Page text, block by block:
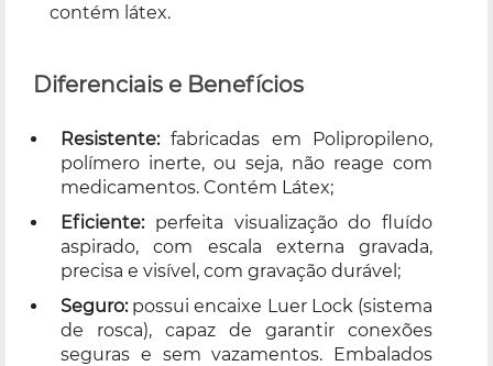
contém látex.
Diferenciais e Benefícios
Resistente:fabricadas em Polipropileno,
polímero inerte, ou seja, não reage com
medicamentos. Contém Látex;
Eficiente:perfeita visualização do fluído
aspirado, com escala externa gravada,
precisa e visível, com gravação durável;
Seguro:possui encaixe Luer Lock (sistema
de rosca), capaz de garantir conexões
seguras e sem vazamentos. Embalados